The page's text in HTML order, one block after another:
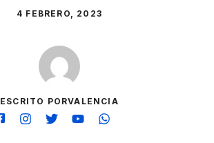
4 FEBRERO, 2023
ESCRITO PORVALENCIA